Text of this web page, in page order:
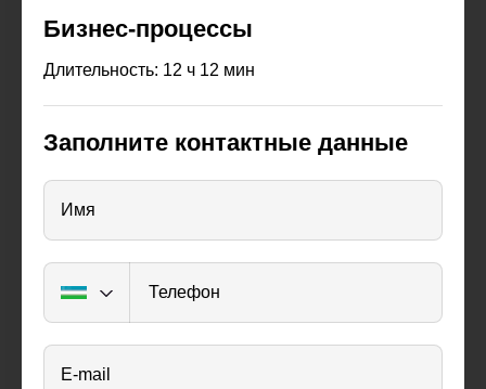
Бизнес-процессы
Длительность: 12 ч 12 мин
Заполните контактные данные
Имя
Телефон
E-mail